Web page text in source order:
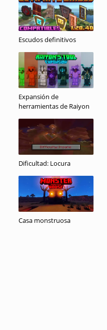
Escudos definitivos
Expansión de
herramientas de Raiyon
Dificultad: Locura
Casa monstruosa